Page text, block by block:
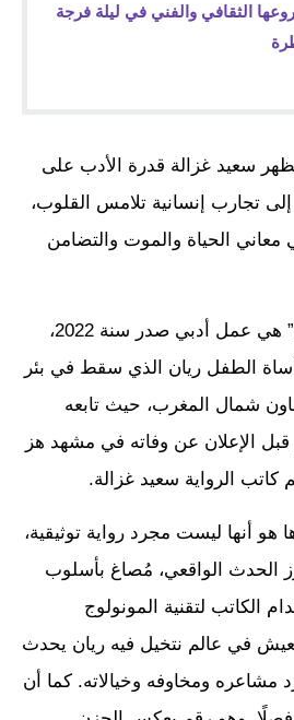
الثقافي والفني في ليلة فرجة
سعيد غزالة قدرة الأدب على
تجارب إنسانية تلامس القلوب،
معاني الحياة والموت والتضامن
رواية “ريان أيقونة الألم” هي عمل أدبي صدر سنة 2022،
الطفل ريان الذي سقط في بئر
شمال المغرب، حيث تابعه
قبل الإعلان عن وفاته في مشهد هز
كاتب الرواية سعيد غزالة.
هو أنها ليست مجرد رواية توثيقية،
الحدث الواقعي، مُصاغ بأسلوب
الكاتب لتقنية المونولوج
في عالم نتخيل فيه ريان يحدث
مشاعره ومخاوفه وخيالاته. كما أن